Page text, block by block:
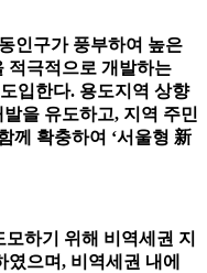
인구가 풍부하여 높은
적극적으로 개발하는
입한다. 용도지역 상향
을 유도하고, 지역 주민
께 확충하여 ‘서울형 新
하기 위해 비역세권 지
였으며, 비역세권 내에